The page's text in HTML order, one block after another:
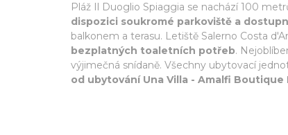
Pláž Il Duoglio Spiaggia se nachází 100
dispozici soukromé parkoviště a
balkonem a terasu. Letiště Salerno Costa
bezplatných toaletních potřeb.
výjimečná snídaně. Všechny ubytovací
od ubytování Una Villa - Amalfi Boutique